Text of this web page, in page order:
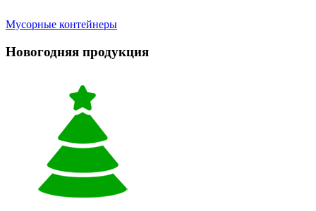
Мусорные контейнеры
Новогодняя продукция